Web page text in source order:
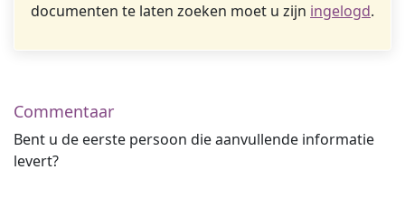
documenten te laten zoeken moet u zijn ingelogd.
Commentaar
Bent u de eerste persoon die aanvullende informatie
levert?